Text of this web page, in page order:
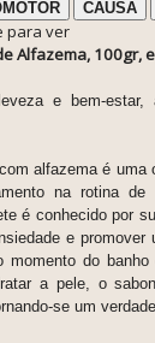
CAUSA
para ver
Alfazema, 100gr,
e bem-
alfazema é uma
na rotina
é conhecido por
e
momento do
a pele, o
se um